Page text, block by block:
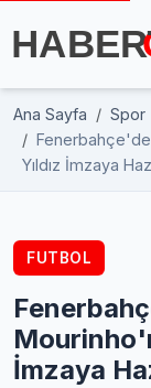
Ana Sayfa Spor
Yıldız İmzaya
FUTBOL
İmzaya